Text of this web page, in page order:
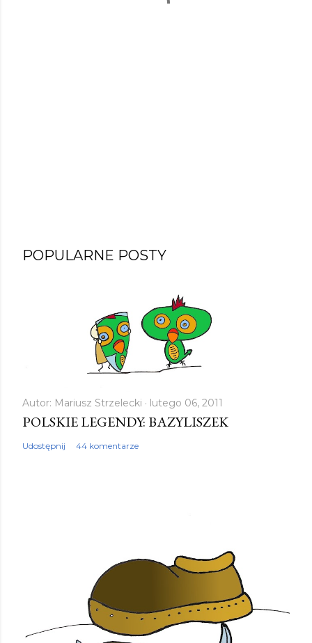
POPULARNE POSTY
Autor: Mariusz Strzelecki lutego 06, 2011
POLSKIE LEGENDY: BAZYLISZEK
Udostępnij 44 komentarze